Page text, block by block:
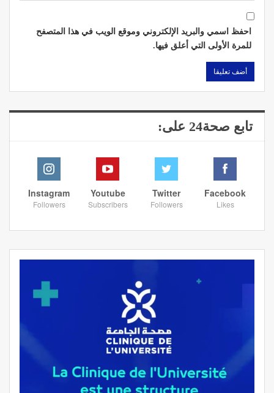
احفظ اسمي والبريد الإلكتروني وموقع الويب في هذا المتصفح
للمرة الأولى التي أعلق فيها.
تابع صحة24 على:
Facebook
Likes
Twitter
Followers
Youtube
Subscribers
Instagram
Followers